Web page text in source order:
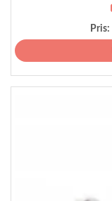
Pris: